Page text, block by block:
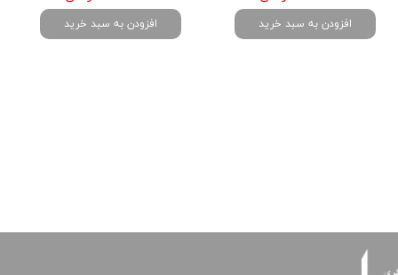
افزودن به سبد خرید افزودن به سبد خرید